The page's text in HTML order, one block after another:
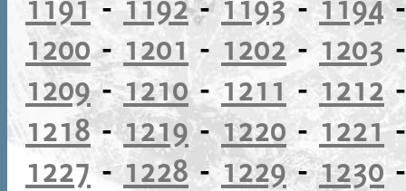
1200- 1201 - 1202 - 1203
1209-1210-1211 -1212
1218-1219-1220 -1221
1227 - 1228-1229-1230